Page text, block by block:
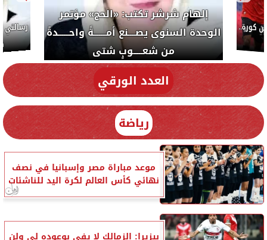
إلهام شرشر تكتب: «الحج» مؤتمر
الوحدة السنوى يصــــنع أمـــــــةً واحــــــدةً
من شعـــــوبٍ شتى
كورة..
العدد الورقي
رياضة
موعد مباراة مصر وإسبانيا في نصف
نهائي كأس العالم لكرة اليد للناشئات
بيزيرا: الزمالك لا يفي بوعوده لي ولن